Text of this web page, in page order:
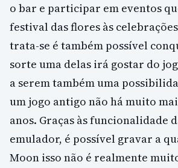
o bar e participar em eventos
festival das flores às
trata-se é também possível
sorte uma delas irá gostar do
a serem também uma
um jogo antigo não há muito
anos. Graças às funcionalidade
emulador, é possível gravar a
Moon isso não é realmente